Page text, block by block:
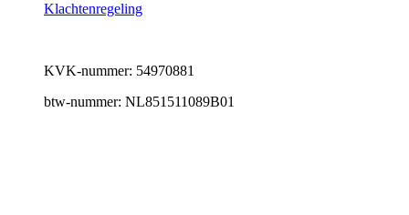
Klachtenregeling
KVK-nummer: 54970881
btw-nummer: NL851511089B01